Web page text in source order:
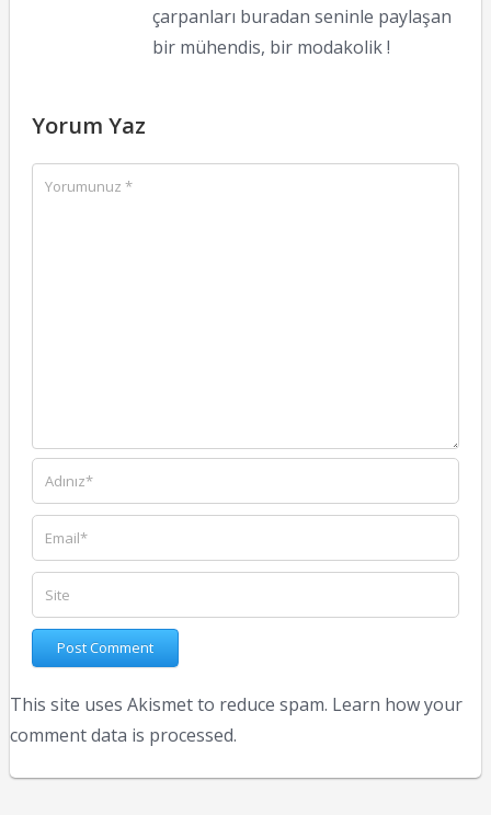
çarpanları buradan seninle paylaşan
bir mühendis, bir modakolik !
Yorum Yaz
This site uses Akismet to reduce spam. Learn how your
comment data is processed.